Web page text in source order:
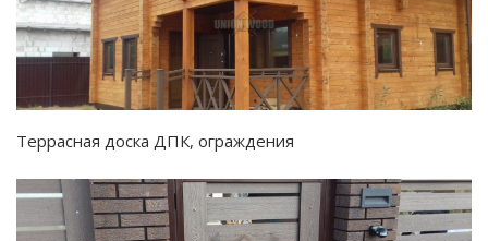
Террасная доска ДПК, ограждения